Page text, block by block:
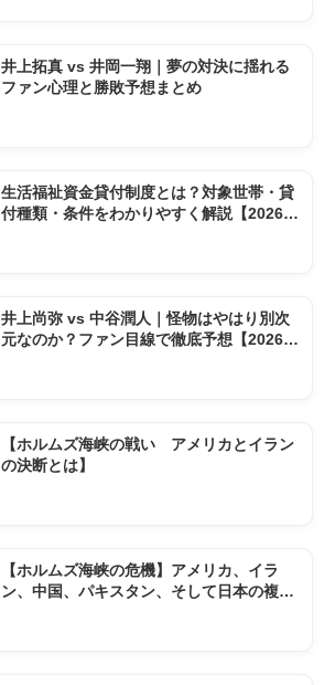
井上拓真 vs 井岡一翔｜夢の対決に揺れる
ファン心理と勝敗予想まとめ
生活福祉資金貸付制度とは？対象世帯・貸
付種類・条件をわかりやすく解説【2026年
井上尚弥 vs 中谷潤人｜怪物はやはり別次
元なのか？ファン目線で徹底予想【2026東
【ホルムズ海峡の戦い アメリカとイラン
の決断とは】
【ホルムズ海峡の危機】アメリカ、イラ
ン、中国、パキスタン、そして日本の複雑